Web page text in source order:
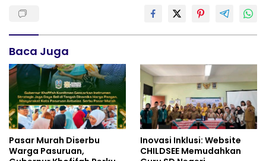
Baca Juga
Pasar Murah Diserbu
Warga Pasuruan,
Inovasi Inklusi: Website
CHILDSEE Memudahkan